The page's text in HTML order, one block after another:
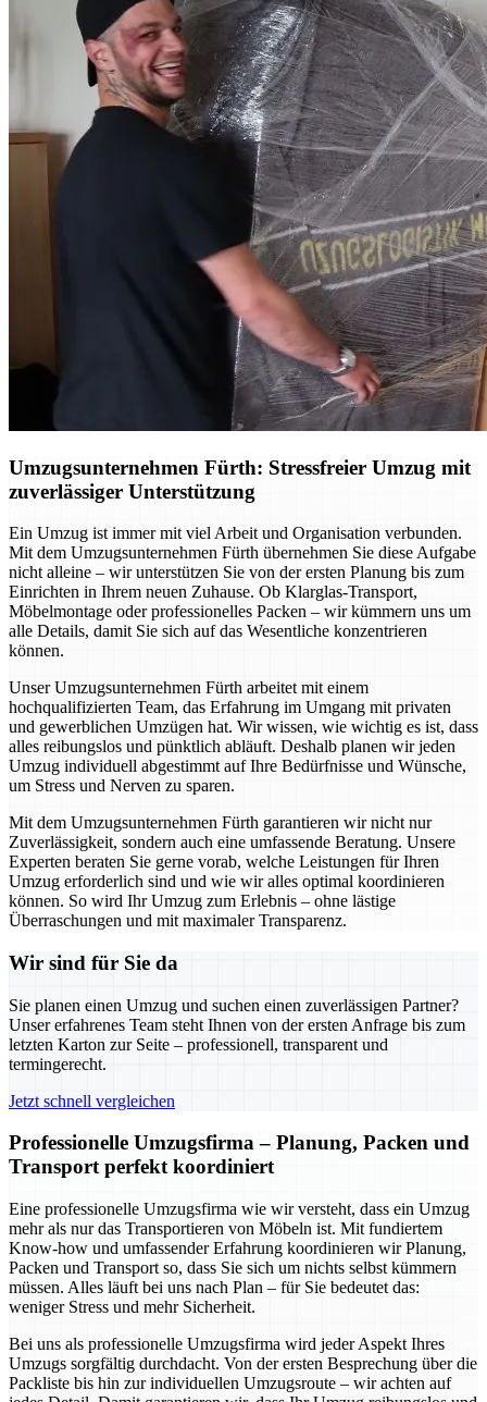
Umzugsunternehmen Fürth: Stressfreier Umzug mit
zuverlässiger Unterstützung
Ein Umzug ist immer mit viel Arbeit und Organisation verbunden.
Mit dem Umzugsunternehmen Fürth übernehmen Sie diese Aufgabe
nicht alleine – wir unterstützen Sie von der ersten Planung bis zum
Einrichten in Ihrem neuen Zuhause. Ob Klarglas-Transport,
Möbelmontage oder professionelles Packen – wir kümmern uns um
alle Details, damit Sie sich auf das Wesentliche konzentrieren
können.
Unser Umzugsunternehmen Fürth arbeitet mit einem
hochqualifizierten Team, das Erfahrung im Umgang mit privaten
und gewerblichen Umzügen hat. Wir wissen, wie wichtig es ist, dass
alles reibungslos und pünktlich abläuft. Deshalb planen wir jeden
Umzug individuell abgestimmt auf Ihre Bedürfnisse und Wünsche,
um Stress und Nerven zu sparen.
Mit dem Umzugsunternehmen Fürth garantieren wir nicht nur
Zuverlässigkeit, sondern auch eine umfassende Beratung. Unsere
Experten beraten Sie gerne vorab, welche Leistungen für Ihren
Umzug erforderlich sind und wie wir alles optimal koordinieren
können. So wird Ihr Umzug zum Erlebnis – ohne lästige
Überraschungen und mit maximaler Transparenz.
Wir sind für Sie da
Sie planen einen Umzug und suchen einen zuverlässigen Partner?
Unser erfahrenes Team steht Ihnen von der ersten Anfrage bis zum
letzten Karton zur Seite – professionell, transparent und
termingerecht.
Jetzt schnell vergleichen
Professionelle Umzugsfirma – Planung, Packen und
Transport perfekt koordiniert
Eine professionelle Umzugsfirma wie wir versteht, dass ein Umzug
mehr als nur das Transportieren von Möbeln ist. Mit fundiertem
Know-how und umfassender Erfahrung koordinieren wir Planung,
Packen und Transport so, dass Sie sich um nichts selbst kümmern
müssen. Alles läuft bei uns nach Plan – für Sie bedeutet das:
weniger Stress und mehr Sicherheit.
Bei uns als professionelle Umzugsfirma wird jeder Aspekt Ihres
Umzugs sorgfältig durchdacht. Von der ersten Besprechung über die
Packliste bis hin zur individuellen Umzugsroute – wir achten auf